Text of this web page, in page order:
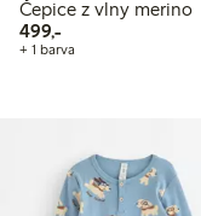
Čepice z vlny merino
499,-499,00 Kč
+ 1 barva